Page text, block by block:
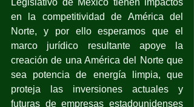
Legislativo de México tienen impactos
en la competitividad de América del
Norte, y por ello esperamos que el
marco jurídico resultante apoye la
creación de una América del Norte que
sea potencia de energía limpia, que
proteja las inversiones actuales y
futuras de empresas estadounidenses